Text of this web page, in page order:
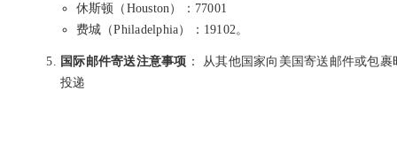
休斯顿（Houston）：77001
费城（Philadelphia）：19102。
国际邮件寄送注意事项 ： 从其他国家向美国寄送邮件或包
投递